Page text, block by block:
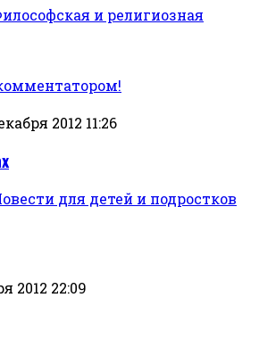
и религиозная
2012 11:26
для детей и подростков
2012 22:09